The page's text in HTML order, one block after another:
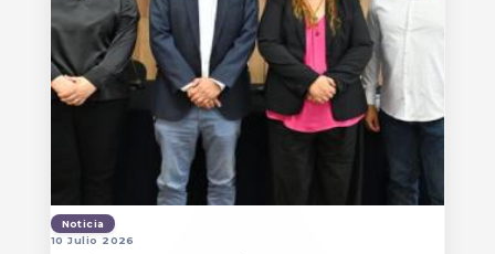
Noticia
10 Julio 2026